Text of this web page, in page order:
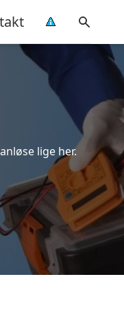
lige her.